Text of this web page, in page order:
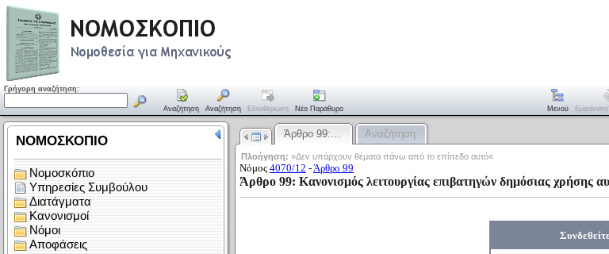
Γρήγορη αναζήτηση:
Αναζήτηση Αναζήτηση Ελευθέρωση Νέο Παράθυρο Μενού
Άρθρο 99:… Αναζήτηση